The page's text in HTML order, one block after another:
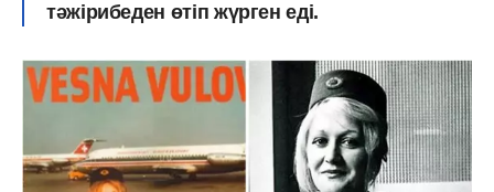
тәжірибеден өтіп жүрген еді.